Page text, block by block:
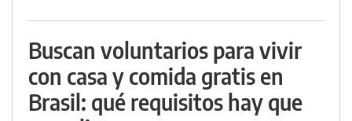
Buscan voluntarios para vivir
con casa y comida gratis en
Brasil: qué requisitos hay que